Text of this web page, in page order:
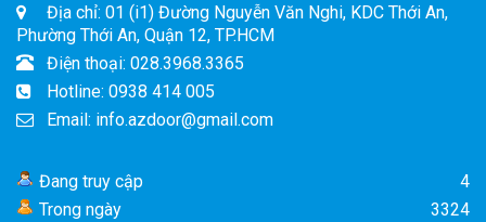
Địa chỉ: 01 (i1) Đường Nguyễn Văn Nghi, KDC Thới An,
Phường Thới An, Quận 12, TP.HCM
Điện thoại: 028.3968.3365
Hotline: 0938 414 005
Email: info.azdoor@gmail.com
Đang truy cập
4
Trong ngày
3324